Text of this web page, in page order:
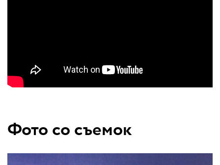
Фото со съемок